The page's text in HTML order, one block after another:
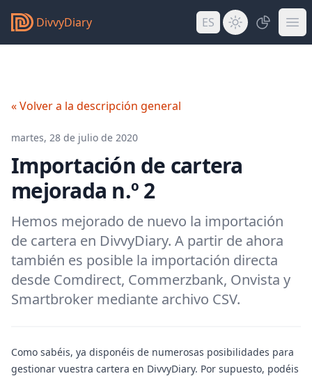
DivvyDiary ES
« Volver a la descripción general
martes, 28 de julio de 2020
Importación de cartera
mejorada n.º 2
Hemos mejorado de nuevo la importación
de cartera en DivvyDiary. A partir de ahora
también es posible la importación directa
desde Comdirect, Commerzbank, Onvista y
Smartbroker mediante archivo CSV.
Como sabéis, ya disponéis de numerosas posibilidades para
gestionar vuestra cartera en DivvyDiary. Por supuesto, podéis